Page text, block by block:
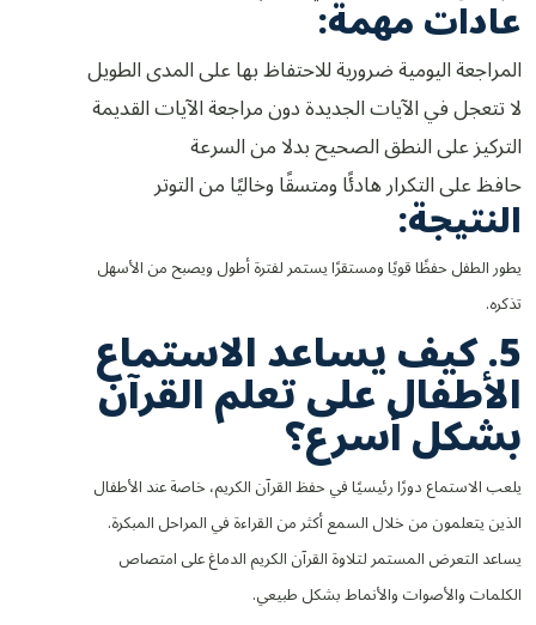
عادات مهمة:
المراجعة اليومية ضرورية للاحتفاظ بها على المدى الطويل
لا تتعجل في الآيات الجديدة دون مراجعة الآيات القديمة
التركيز على النطق الصحيح بدلا من السرعة
حافظ على التكرار هادئًا ومتسقًا وخاليًا من التوتر
النتيجة:
يطور الطفل حفظًا قويًا ومستقرًا يستمر لفترة أطول ويصبح من الأسهل
تذكره.
5. كيف يساعد الاستماع
الأطفال على تعلم القرآن
بشكل أسرع؟
يلعب الاستماع دورًا رئيسيًا في حفظ القرآن الكريم، خاصة عند الأطفال
الذين يتعلمون من خلال السمع أكثر من القراءة في المراحل المبكرة.
يساعد التعرض المستمر لتلاوة القرآن الكريم الدماغ على امتصاص
الكلمات والأصوات والأنماط بشكل طبيعي.